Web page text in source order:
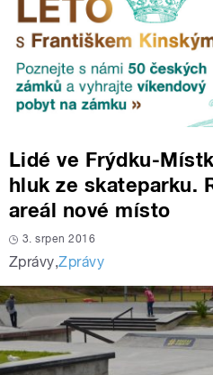
Lidé ve Frýdku-
hluk ze skateparku.
areál nové místo
3. srpen 2016
Zprávy,Zprávy